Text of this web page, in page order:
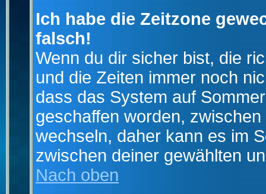
Ich habe die Zeitzone
falsch!
Wenn du dir sicher bist, die
und die Zeiten immer noch
dass das System auf
geschaffen worden,
wechseln, daher kann es im
zwischen deiner gewählten
Nach oben